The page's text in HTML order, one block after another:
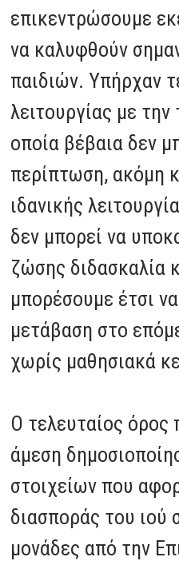
επικεντρώσουμε
να καλυφθούν
παιδιών. Υπήρχαν
λειτουργίας με
οποία βέβαια δεν
περίπτωση, ακόμη
ιδανικής
δεν μπορεί να
ζώσης διδασκαλία
μπορέσουμε έτσι
μετάβαση στο
χωρίς μαθησιακά
Ο τελευταίος όρος
άμεση
στοιχείων που
διασποράς του ιού
μονάδες από την